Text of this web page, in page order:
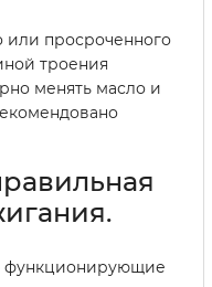
или просроченного
троения
менять масло и
функционирующие